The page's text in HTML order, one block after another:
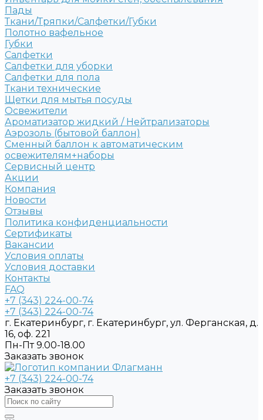
Пады
Ткани/Тряпки/Салфетки/Губки
Полотно вафельное
Губки
Салфетки
Салфетки для уборки
Салфетки для пола
Ткани технические
Щетки для мытья посуды
Освежители
Ароматизатор жидкий / Нейтрализаторы
Аэрозоль (бытовой баллон)
Сменный баллон к автоматическим
освежителям+наборы
Сервисный центр
Акции
Компания
Новости
Отзывы
Политика конфиденциальности
Сертификаты
Вакансии
Условия оплаты
Условия доставки
Контакты
FAQ
+7 (343) 224-00-74
+7 (343) 224-00-74
г. Екатеринбург, г. Екатеринбург, ул. Ферганская, д.
16, оф. 221
Пн-Пт 9.00-18.00
Заказать звонок
+7 (343) 224-00-74
Заказать звонок